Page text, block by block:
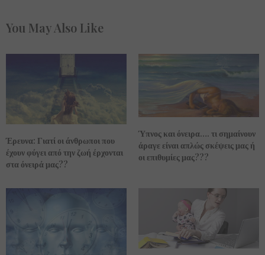
You May Also Like
Έρευνα: Γιατί οι άνθρωποι που
έχουν φύγει από την ζωή έρχονται
στα όνειρά μας??
Ύπνος και όνειρα…. τι σημαίνουν
άραγε είναι απλώς σκέψεις μας ή
οι επιθυμίες μας???